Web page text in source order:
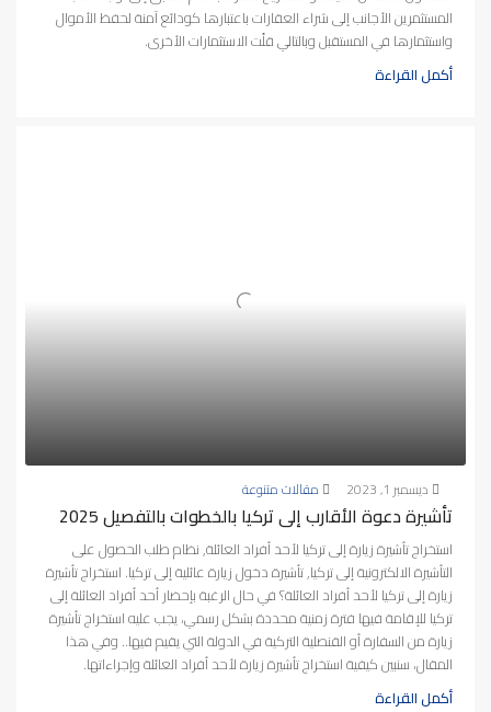
المستثمرين الأجانب إلى شراء العقارات باعتبارها كودائع آمنة لحفظ الأموال
واستثمارها في المستقبل وبالتالي قلّت الاستثمارات الأخرى.
أكمل القراءة
ديسمبر 1, 2023 مقالات متنوعة
تأشيرة دعوة الأقارب إلى تركيا بالخطوات بالتفصيل 2025
استخراج تأشيرة زيارة إلى تركيا لأحد أفراد العائلة, نظام طلب الحصول على
التأشيرة الالكترونية إلى تركيا, تأشيرة دخول زيارة عائلية إلى تركيا. استخراج تأشيرة
زيارة إلى تركيا لأحد أفراد العائلة؟ في حال الرغبة بإحضار أحد أفراد العائلة إلى
تركيا للإقامة فيها فترة زمنية محددة بشكل رسمي، يجب عليه استخراج تأشيرة
زيارة من السفارة أو القنصلية التركية في الدولة التي يقيم فيها.. وفي هذا
المقال، سنبين كيفية استخراج تأشيرة زيارة لأحد أفراد العائلة وإجراءاتها.
أكمل القراءة